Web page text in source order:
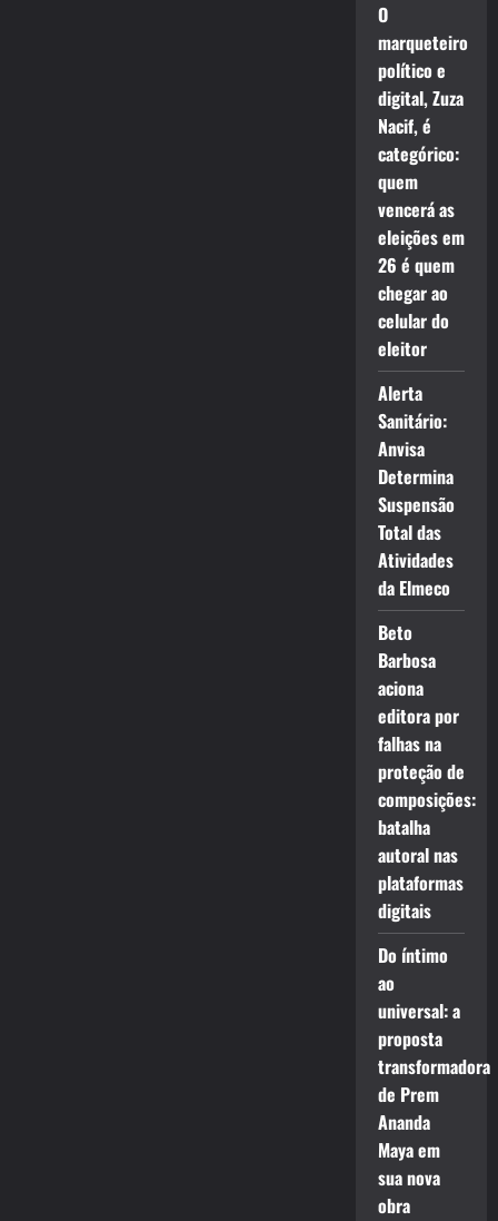
O
marqueteiro
político e
digital, Zuza
Nacif, é
categórico:
quem
vencerá as
eleições em
26 é quem
chegar ao
celular do
eleitor
Alerta
Sanitário:
Anvisa
Determina
Suspensão
Total das
Atividades
da Elmeco
Beto
Barbosa
aciona
editora por
falhas na
proteção de
composições:
batalha
autoral nas
plataformas
digitais
Do íntimo
ao
universal: a
proposta
transformadora
de Prem
Ananda
Maya em
sua nova
obra